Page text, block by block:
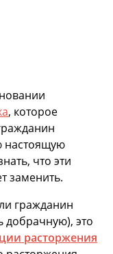
, которое
настоящую
что эти
заменить.
гражданин
добрачную), это
расторжения